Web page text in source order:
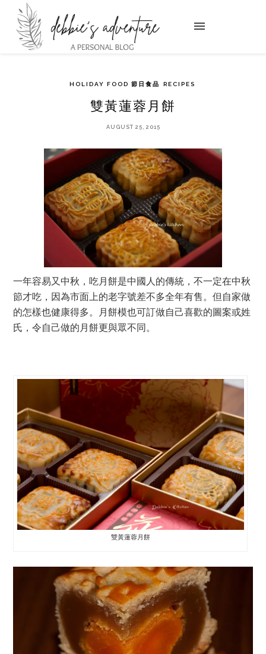
HOLIDAY FOOD 節日食品 RECIPES
雙黃蓮蓉月餅
AUGUST 25, 2015
一年容易又中秋，吃月餅是中國人的傳統，不一定在中秋
節才吃，因為市面上的老字號差不多全年有售。但自家做
的怎樣也健康得多。月餅模也可訂做自己喜歡的圖案或姓
氏，令自己做的月餅更與眾不同。
雙黃蓮蓉月餅